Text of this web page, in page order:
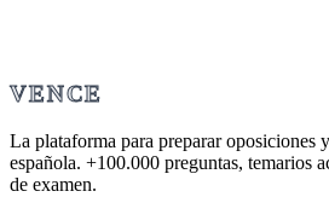
VENCE
La plataforma para preparar oposiciones
española. +100.000 preguntas, temarios
de examen.